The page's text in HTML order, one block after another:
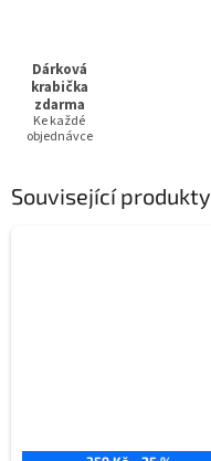
Dárková
krabička
zdarma
Ke každé
objednávce
Související produkty